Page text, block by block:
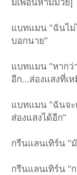
มีเพื่อนห้ามมวย]
แบทแมน "ฉันไ
บอกนาย"
แบทแมน "หากว่
อีก...ส่องแสงที่เ
แบทแมน "ฉันจะ
ส่องแสงได้อีก"
กรีนแลนเทิร์น "
กรีนแลนเทิร์น "